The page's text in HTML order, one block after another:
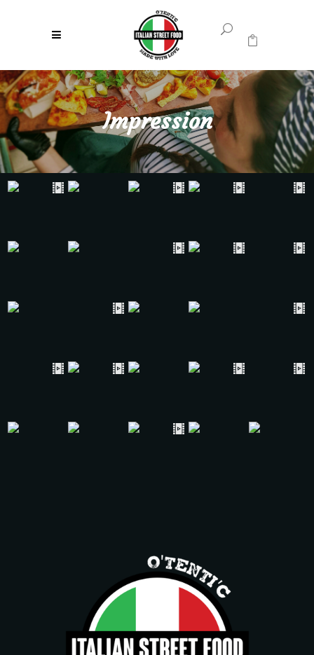
0
Geen producten in uw winkelwagen.
Impression